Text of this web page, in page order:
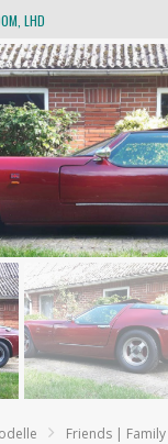
LHD
LHD
3000, LHD
SE6b, RHD
RHD
RHD
Friends | Family